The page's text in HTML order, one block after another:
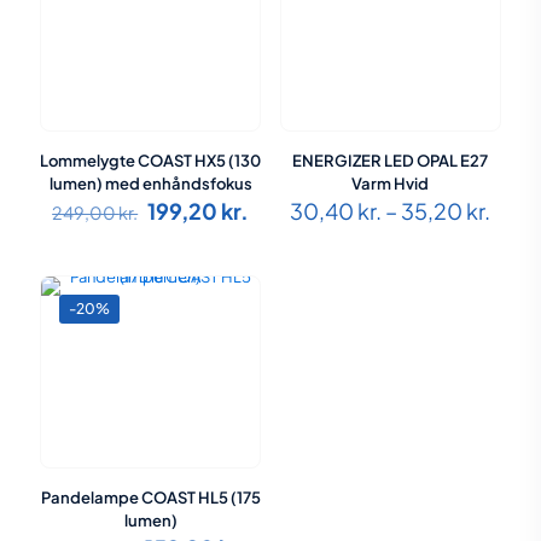
Lommelygte COAST HX5 (130
lumen) med enhåndsfokus
249,00kr. Den
oprindelige
var:
199,20 kr.
aktuelle
er:
ENERGIZER LED OPAL E27
Varm Hvid
30,40 kr. – 35,20 kr.
-20%
Pandelampe COAST HL5 (175
lumen)